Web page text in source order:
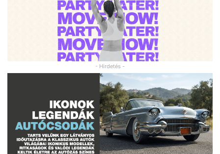
- Hirdetés -